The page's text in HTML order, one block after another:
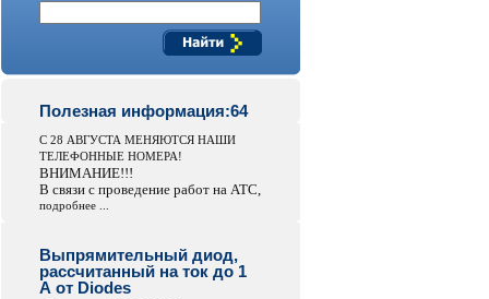
Полезная информация:64
С 28 АВГУСТА МЕНЯЮТСЯ НАШИ
ТЕЛЕФОННЫЕ НОМЕРА!
ВНИМАНИЕ!!!
В связи с проведение работ на АТС,
подробнее ...
Выпрямительный диод,
рассчитанный на ток до 1
А от Diodes